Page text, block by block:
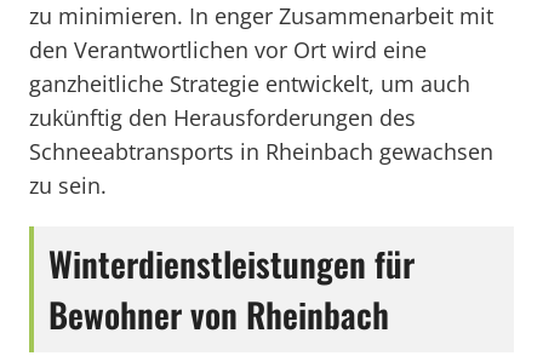
zu minimieren. In enger Zusammenarbeit mit
den Verantwortlichen vor Ort wird eine
ganzheitliche Strategie entwickelt, um auch
zukünftig den Herausforderungen des
Schneeabtransports in Rheinbach gewachsen
zu sein.
Winterdienstleistungen für
Bewohner von Rheinbach